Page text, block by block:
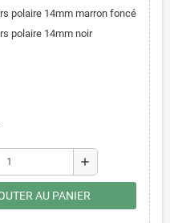
polaire 14mm marron foncé
polaire 14mm noir
add
AU PANIER